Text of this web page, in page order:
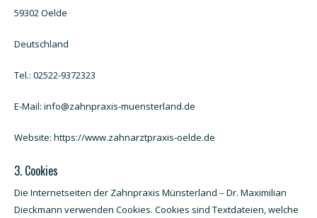
59302 Oelde
Deutschland
Tel.: 02522-9372323
E-Mail: info@zahnpraxis-muensterland.de
Website: https://www.zahnarztpraxis-oelde.de
3. Cookies
Die Internetseiten der Zahnpraxis Münsterland – Dr. Maximilian
Dieckmann verwenden Cookies. Cookies sind Textdateien, welche